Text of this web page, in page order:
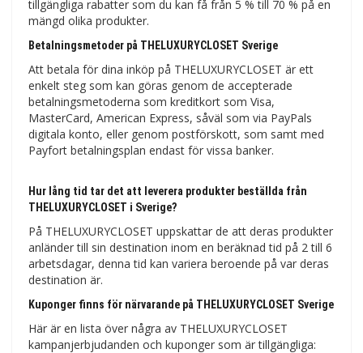
tillgängliga rabatter som du kan få från 5 % till 70 % på en
mängd olika produkter.
Betalningsmetoder på THELUXURYCLOSET Sverige
Att betala för dina inköp på THELUXURYCLOSET är ett
enkelt steg som kan göras genom de accepterade
betalningsmetoderna som kreditkort som Visa,
MasterCard, American Express, såväl som via PayPals
digitala konto, eller genom postförskott, som samt med
Payfort betalningsplan endast för vissa banker.
Hur lång tid tar det att leverera produkter beställda från
THELUXURYCLOSET i Sverige?
På THELUXURYCLOSET uppskattar de att deras produkter
anländer till sin destination inom en beräknad tid på 2 till 6
arbetsdagar, denna tid kan variera beroende på var deras
destination är.
Kuponger finns för närvarande på THELUXURYCLOSET Sverige
Här är en lista över några av THELUXURYCLOSET
kampanjerbjudanden och kuponger som är tillgängliga: